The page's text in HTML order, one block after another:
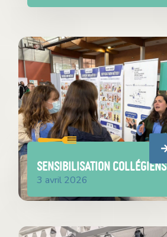
SENSIBILISATION COLLÉGIENS
3 avril 2026